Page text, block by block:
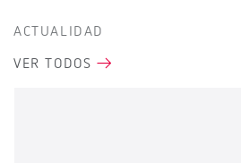
ACTUALIDAD
VER TODOS